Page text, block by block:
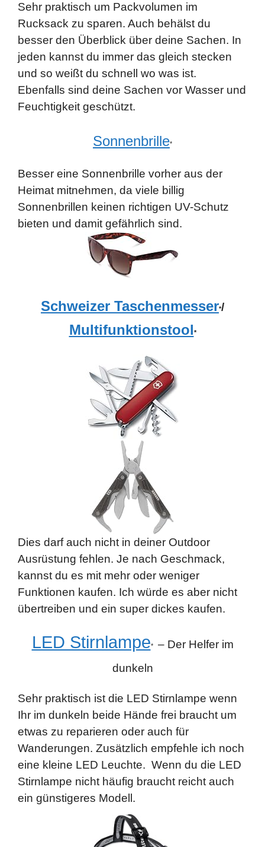
Sehr praktisch um Packvolumen im
Rucksack zu sparen. Auch behälst du
besser den Überblick über deine Sachen. In
jeden kannst du immer das gleich stecken
und so weißt du schnell wo was ist.
Ebenfalls sind deine Sachen vor Wasser und
Feuchtigkeit geschützt.
Sonnenbrille*
Besser eine Sonnenbrille vorher aus der
Heimat mitnehmen, da viele billig
Sonnenbrillen keinen richtigen UV-Schutz
bieten und damit gefährlich sind.
Schweizer Taschenmesser*/
Multifunktionstool*
Dies darf auch nicht in deiner Outdoor
Ausrüstung fehlen. Je nach Geschmack,
kannst du es mit mehr oder weniger
Funktionen kaufen. Ich würde es aber nicht
übertreiben und ein super dickes kaufen.
LED Stirnlampe*
– Der Helfer im
dunkeln
Sehr praktisch ist die LED Stirnlampe wenn
Ihr im dunkeln beide Hände frei braucht um
etwas zu reparieren oder auch für
Wanderungen. Zusätzlich empfehle ich noch
eine kleine LED Leuchte. Wenn du die LED
Stirnlampe nicht häufig braucht reicht auch
ein günstigeres Modell.